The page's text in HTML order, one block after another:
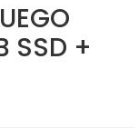
SSD +